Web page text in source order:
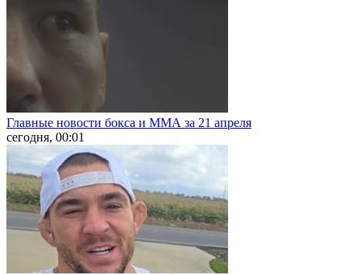
Главные новости бокса и ММА за 21 апреля
сегодня, 00:01